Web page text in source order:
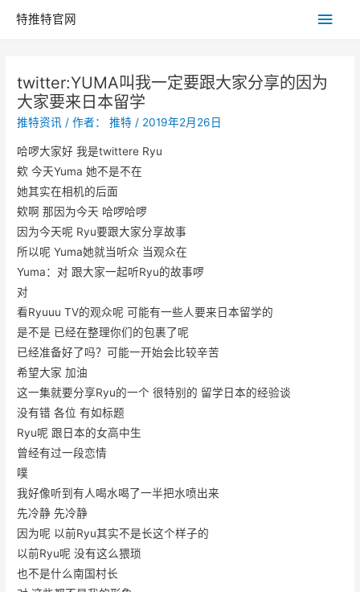
特推特官网
主
单
twitter:YUMA叫我一定要跟大家分享的因为
大家要来日本留学
推特资讯 / 作者：推特 / 2019年2月26日
哈啰大家好 我是twittere Ryu
欸 今天Yuma 她不是不在
她其实在相机的后面
欸啊 那因为今天 哈啰哈啰
因为今天呢 Ryu要跟大家分享故事
所以呢 Yuma她就当听众 当观众在
Yuma：对 跟大家一起听Ryu的故事啰
对
看Ryuuu TV的观众呢 可能有一些人要来日本留学的
是不是 已经在整理你们的包裹了呢
已经准备好了吗？可能一开始会比较辛苦
希望大家 加油
这一集就要分享Ryu的一个 很特别的 留学日本的经验谈
没有错 各位 有如标题
Ryu呢 跟日本的女高中生
曾经有过一段恋情
噗
我好像听到有人喝水喝了一半把水喷出来
先冷静 先冷静
因为呢 以前Ryu其实不是长这个样子的
以前Ryu呢 没有这么猥琐
也不是什么南国村长